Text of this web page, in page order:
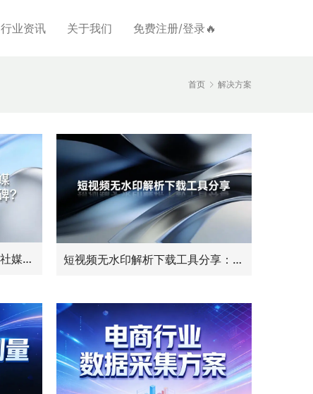
行业资讯 关于我们 免费注册/登录🔥
首页 解决方案
快消品行业新品上市，如何用社媒数据采集跟踪首周口碑？ 短视频无水印解析下载工具分享：运营必备的素材自由指南